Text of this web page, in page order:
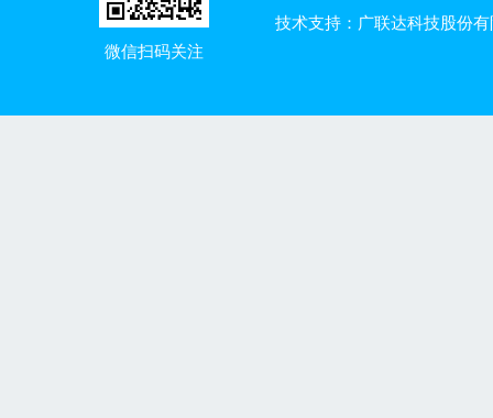
微信扫码关注
技术支持：广联达科技股份